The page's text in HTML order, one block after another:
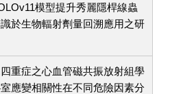
模型提升秀麗隱桿線蟲
於生物輻射劑量回溯應用之研
重症之心血管磁共振放射組學
應變相關性在不同危險因素分